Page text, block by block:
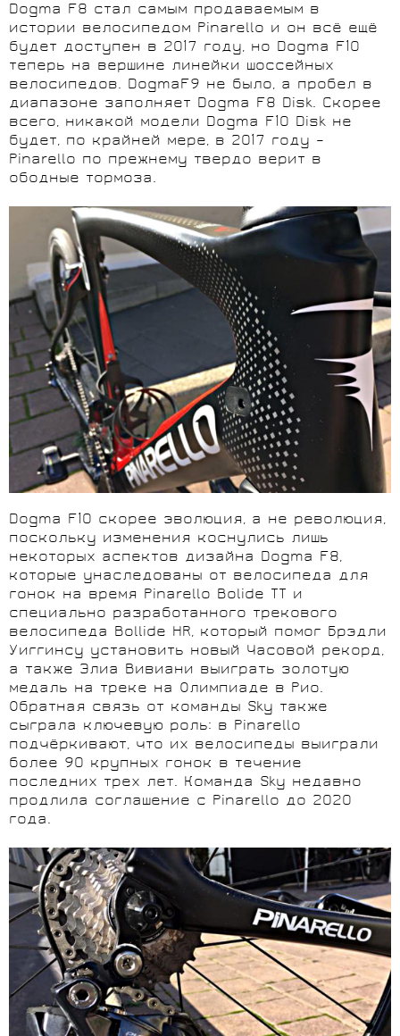
Dogma F8 стал самым продаваемым в
истории велосипедом Pinarello и он всё ещё
будет доступен в 2017 году, но Dogma F10
теперь на вершине линейки шоссейных
велосипедов. DogmaF9 не было, а пробел в
диапазоне заполняет Dogma F8 Disk. Скорее
всего, никакой модели Dogma F10 Disk не
будет, по крайней мере, в 2017 году –
Pinarello по прежнему твердо верит в
ободные тормоза.
Dogma F10 скорее эволюция, а не революция,
поскольку изменения коснулись лишь
некоторых аспектов дизайна Dogma F8,
которые унаследованы от велосипеда для
гонок на время Pinarello Bolide TT и
специально разработанного трекового
велосипеда Bollide HR, который помог Брэдли
Уиггинсу установить новый Часовой рекорд,
а также Элиа Вивиани выиграть золотую
медаль на треке на Олимпиаде в Рио.
Обратная связь от команды Sky также
сыграла ключевую роль: в Pinarello
подчёркивают, что их велосипеды выиграли
более 90 крупных гонок в течение
последних трех лет. Команда Sky недавно
продлила соглашение с Pinarello до 2020
года.